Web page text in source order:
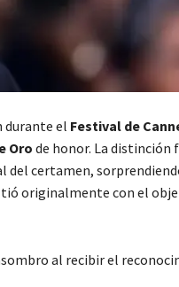
durante el Festival de
Oro de honor. La distinción
del certamen,
originalmente con el
al recibir el